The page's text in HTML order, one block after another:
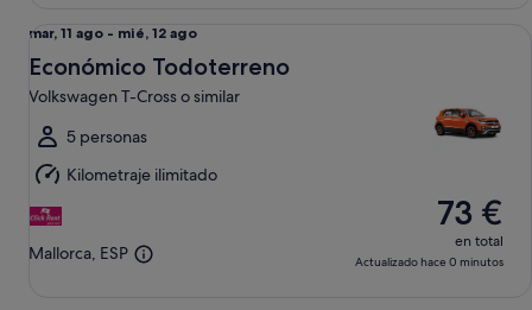
Del
mar,
11
ago
al
mié,
12
ago
mar, 11 ago - mié, 12 ago
Económico Todoterreno
Volkswagen T-Cross o similar
5 personas
Kilometraje ilimitado
Mallorca, ESP
73 €
en total
Actualizado hace 0 minutos